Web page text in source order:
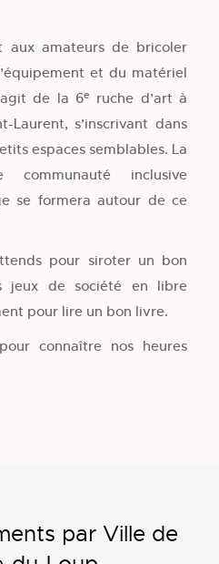
aux amateurs de bricoler
et du matériel
de la 6e
ruche d’art à
Laurent, s’inscrivant dans
espaces semblables. La
communauté inclusive
se formera autour de ce
pour siroter un bon
jeux de société en libre
pour lire un bon livre.
connaître nos heures
par Ville de